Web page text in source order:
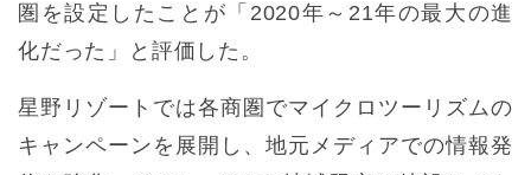
圏を設定したことが「2020年～21年の最大の進
化だった」と評価した。
星野リゾートでは各商圏でマイクロツーリズムの
キャンペーンを展開し、地元メディアでの情報発